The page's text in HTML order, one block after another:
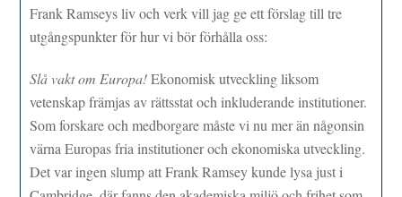
Frank Ramseys liv och verk vill jag ge ett förslag till tre
utgångspunkter för hur vi bör förhålla oss:
Slå vakt om Europa!Ekonomisk utveckling liksom
vetenskap främjas av rättsstat och inkluderande institutioner.
Som forskare och medborgare måste vi nu mer än någonsin
värna Europas fria institutioner och ekonomiska utveckling.
Det var ingen slump att Frank Ramsey kunde lysa just i